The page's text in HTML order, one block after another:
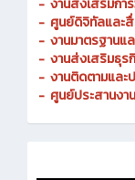
- งานพัฒนายุทธ
- งานส่งเสริมกา
- ศูนย์ดิจิทัลและ
- งานมาตรฐานแ
- งานส่งเสริมธุร
- งานติดตามและ
-ศูนย์ประสานงา